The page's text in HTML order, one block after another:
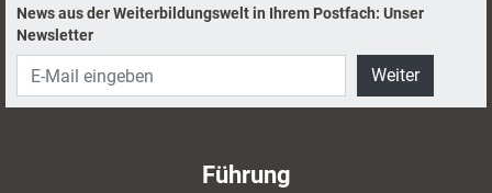
News aus der Weiterbildungswelt in Ihrem Postfach: Unser
Newsletter
Weiter
Führung